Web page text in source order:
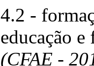
4.2 -
educação e
(CFAE -